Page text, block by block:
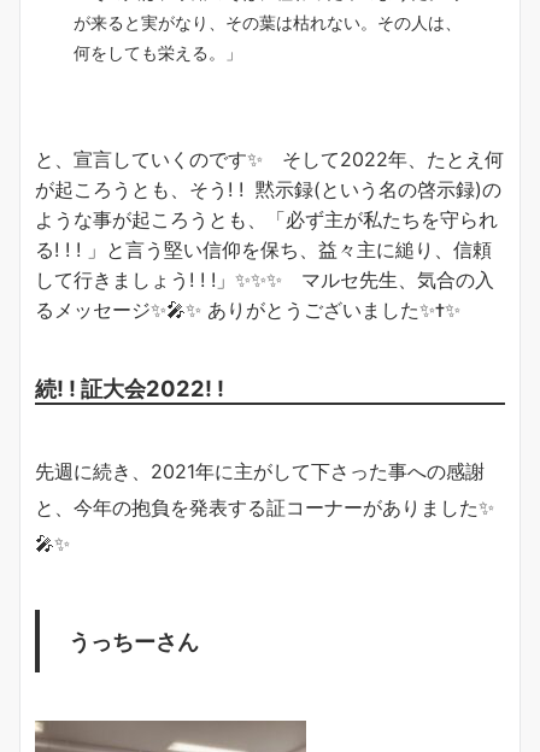
が来ると実がなり、その葉は枯れない。その人は、
何をしても栄える。」
と、宣言していくのです✨ そして2022年、たとえ何
が起ころうとも、そう! ! 黙示録(という名の啓示録)の
ような事が起ころうとも、「必ず主が私たちを守られ
る! ! ! 」と言う堅い信仰を保ち、益々主に縋り、信頼
して行きましょう! ! !」✨✨✨ マルセ先生、気合の入
るメッセージ✨🎤✨ ありがとうございました✨✝️✨
続! ! 証大会2022! !
先週に続き、2021年に主がして下さった事への感謝
と、今年の抱負を発表する証コーナーがありました✨
🎤✨
うっちーさん